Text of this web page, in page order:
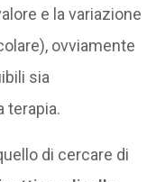
e la variazione
ovviamente
sia
terapia.
di cercare di